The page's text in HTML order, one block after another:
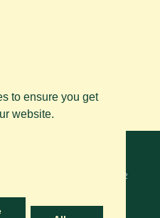
Contactez-nous sur le
+32
to ensure you get
website.